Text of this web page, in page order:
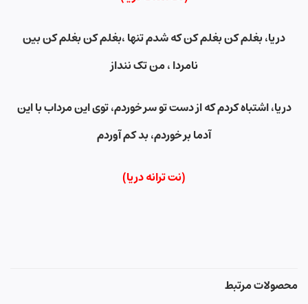
دریا، بغلم کن بغلم کن که شدم تنها ،بغلم کن بغلم کن بین
نامردا ، من تک ننداز
دریا، اشتباه کردم که از دست تو سر خوردم، توی این مرداب با این
آدما بر خوردم، بد کم آوردم
(نت ترانه دریا)
محصولات مرتبط